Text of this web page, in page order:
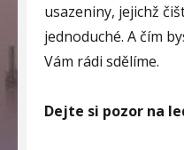
usazeniny, jejichž
jednoduché. A čím
Vám rádi sdělíme.
Dejte si pozor na